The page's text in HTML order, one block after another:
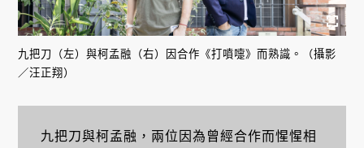
九把刀（左）與柯孟融（右）因合作《打噴嚏》而熟識。（攝影
／汪正翔）
九把刀與柯孟融，兩位因為曾經合作而惺惺相